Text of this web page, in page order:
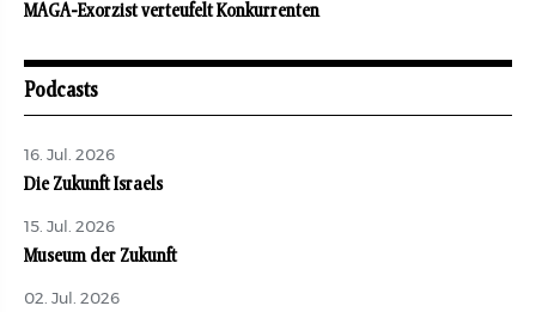
MAGA-Exorzist verteufelt Konkurrenten
Podcasts
16. Jul. 2026
Die Zukunft Israels
15. Jul. 2026
Museum der Zukunft
02. Jul. 2026